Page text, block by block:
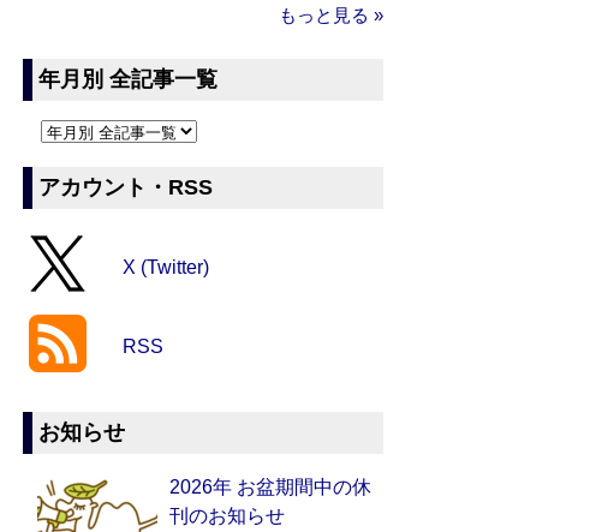
もっと見る »
年月別 全記事一覧
アカウント・RSS
X (Twitter)
RSS
お知らせ
2026年 お盆期間中の休
刊のお知らせ